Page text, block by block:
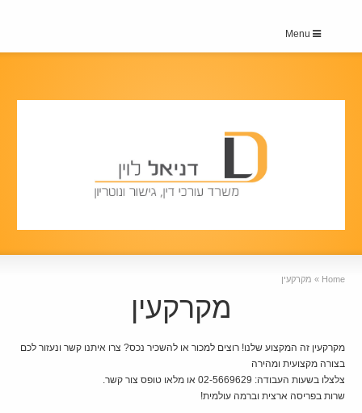
Menu
Home
» מקרקעין
מקרקעין
מקרקעין זה המקצוע שלנו! רוצים למכור או להשכיר נכס? צרו איתנו קשר ונעזור לכם
בצורה מקצועית ומהירה
צלצלו בשעות העבודה: 02-5669629 או מלאו טופס צור קשר.
שרות בפריסה ארצית וברמה עולמית!